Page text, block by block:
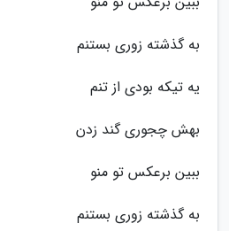
به گذشته زوری بستنم
یه تیکه بودی از تنم
بهش چجوری گند زدن
ببین برعکس تو منو
به گذشته زوری بستنم